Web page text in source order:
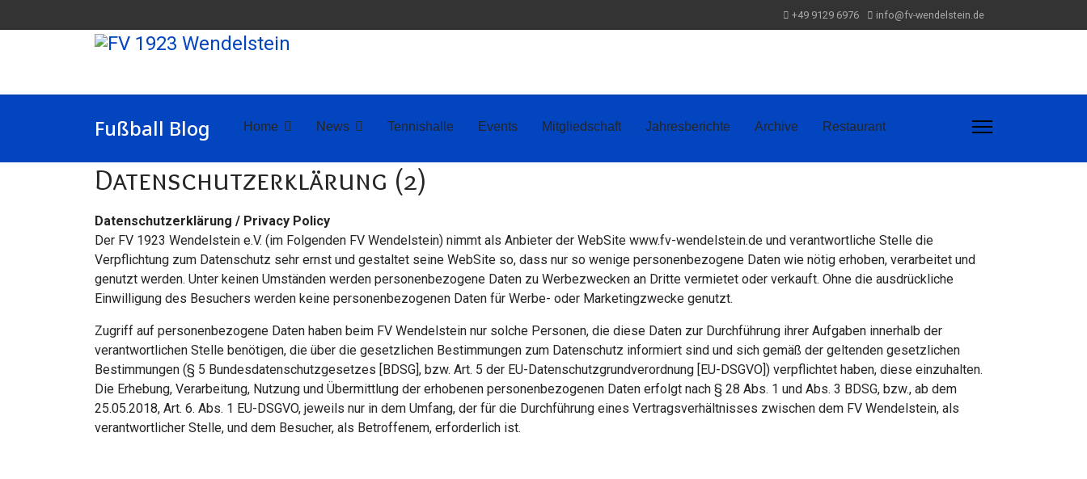
+49 9129 6976 info@fv-wendelstein.de
Home News Tennishalle Events Mitgliedschaft Jahresberichte Archive Restaurant
Fußball Blog
Datenschutzerklärung (2)
Datenschutzerklärung / Privacy Policy
Der FV 1923 Wendelstein e.V. (im Folgenden FV Wendelstein) nimmt als Anbieter der WebSite www.fv-wendelstein.de und verantwortliche Stelle die
Verpflichtung zum Datenschutz sehr ernst und gestaltet seine WebSite so, dass nur so wenige personenbezogene Daten wie nötig erhoben, verarbeitet und
genutzt werden. Unter keinen Umständen werden personenbezogene Daten zu Werbezwecken an Dritte vermietet oder verkauft. Ohne die ausdrückliche
Einwilligung des Besuchers werden keine personenbezogenen Daten für Werbe- oder Marketingzwecke genutzt.
Zugriff auf personenbezogene Daten haben beim FV Wendelstein nur solche Personen, die diese Daten zur Durchführung ihrer Aufgaben innerhalb der
verantwortlichen Stelle benötigen, die über die gesetzlichen Bestimmungen zum Datenschutz informiert sind und sich gemäß der geltenden gesetzlichen
Bestimmungen (§ 5 Bundesdatenschutzgesetzes [BDSG], bzw. Art. 5 der EU-Datenschutzgrundverordnung [EU-DSGVO]) verpflichtet haben, diese einzuhalten.
Die Erhebung, Verarbeitung, Nutzung und Übermittlung der erhobenen personenbezogenen Daten erfolgt nach § 28 Abs. 1 und Abs. 3 BDSG, bzw., ab dem
25.05.2018, Art. 6. Abs. 1 EU-DSGVO, jeweils nur in dem Umfang, der für die Durchführung eines Vertragsverhältnisses zwischen dem FV Wendelstein, als
verantwortlicher Stelle, und dem Besucher, als Betroffenem, erforderlich ist.